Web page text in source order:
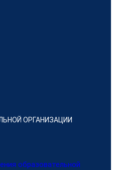
ОРГАНИЗАЦИИ
образовательной